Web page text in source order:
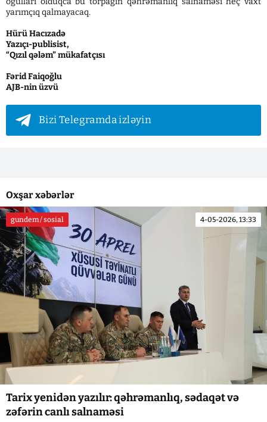
yarımçıq qalmayacaq.
Hürü Hacızadə
Yazıçı-publisist,
“Qızıl qələm” mükafatçısı
Fərid Faiqoğlu
AJB-nin üzvü
Bizi Telegramda izləyin
Oxşar xəbərlər
gundem / sosial 4-05-2026, 13:33
Tarix yenidən yazılır: qəhrəmanlıq, sədaqət və
zəfərin canlı salnaməsi